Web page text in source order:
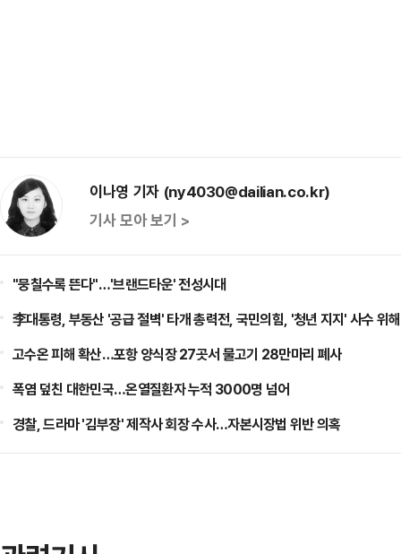
이나영 기자 (ny4030@dailian.co.kr)
기사 모아 보기 >
"뭉칠수록 뜬다"…'브랜드타운' 전성시대
李대통령, 부동산 '공급 절벽' 타개 총력전, 국민의힘, '청년 지지' 사수 위
고수온 피해 확산…포항 양식장 27곳서 물고기 28만마리 폐사
폭염 덮친 대한민국…온열질환자 누적 3000명 넘어
경찰, 드라마 '김부장' 제작사 회장 수사…자본시장법 위반 의혹